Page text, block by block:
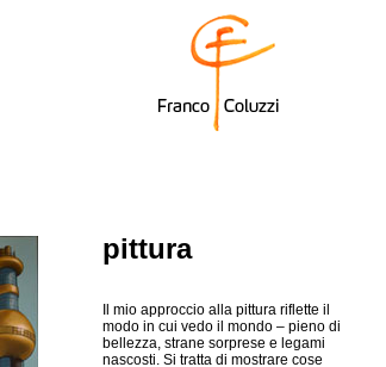
pittura
Il mio approccio alla pittura riflette il
modo in cui vedo il mondo – pieno di
bellezza, strane sorprese e legami
nascosti. Si tratta di mostrare cose